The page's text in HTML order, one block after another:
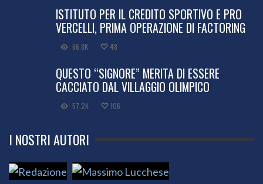
ISTITUTO PER IL CREDITO SPORTIVO E PRO
VERCELLI, PRIMA OPERAZIONE DI FACTORING
66.8K 48
QUESTO “SIGNORE” MERITA DI ESSERE
CACCIATO DAL VILLAGGIO OLIMPICO
57.2K 106
I NOSTRI AUTORI